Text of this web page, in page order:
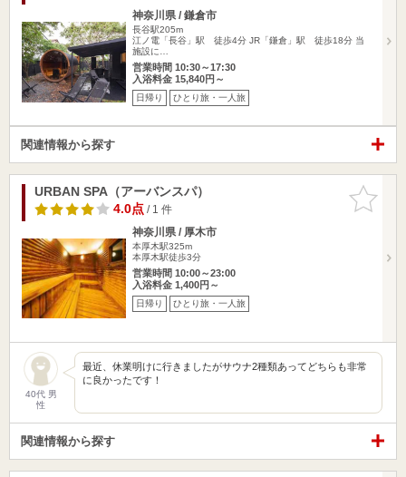
神奈川県 / 鎌倉市
長谷駅205m
江ノ電「長谷」駅 徒歩4分 JR「鎌倉」駅 徒歩18分 当
施設に…
営業時間 10:30～17:30
入浴料金 15,840円～
日帰り ひとり旅・一人旅
関連情報から探す
お気に入
りに追加
URBAN SPA（アーバンスパ）
4.0点/ 1 件
神奈川県 / 厚木市
本厚木駅325m
本厚木駅徒歩3分
営業時間 10:00～23:00
入浴料金 1,400円～
日帰り ひとり旅・一人旅
40代 男
性
最近、休業明けに行きましたがサウナ2種類あってどちらも非常
に良かったです！
関連情報から探す